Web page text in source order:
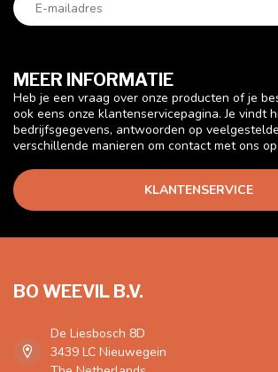
MEER INFORMATIE
Heb je een vraag over onze producten of je
ook eens onze klantenservicepagina. Je vindt
bedrijfsgegevens, antwoorden op
verschillende manieren om contact met ons
KLANTENSERVICE
BO WEEVIL B.V.
De Liesbosch 8D
3439 LC Nieuwegein